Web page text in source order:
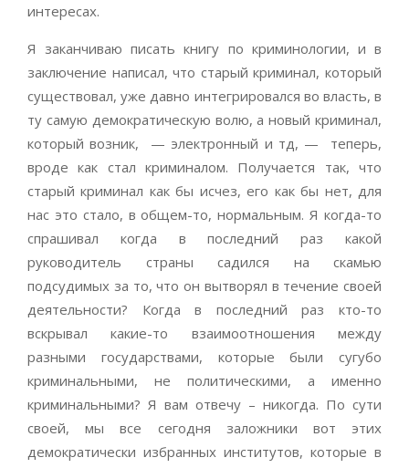
интересах.
Я заканчиваю писать книгу по криминологии, и в
заключение написал, что старый криминал, который
существовал, уже давно интегрировался во власть, в
ту самую демократическую волю, а новый криминал,
который возник, — электронный и тд, — теперь,
вроде как стал криминалом. Получается так, что
старый криминал как бы исчез, его как бы нет, для
нас это стало, в общем-то, нормальным. Я когда-то
спрашивал когда в последний раз какой
руководитель страны садился на скамью
подсудимых за то, что он вытворял в течение своей
деятельности? Когда в последний раз кто-то
вскрывал какие-то взаимоотношения между
разными государствами, которые были сугубо
криминальными, не политическими, а именно
криминальными? Я вам отвечу – никогда. По сути
своей, мы все сегодня заложники вот этих
демократически избранных институтов, которые в